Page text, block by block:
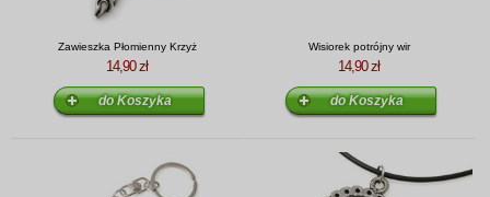
Zawieszka Płomienny Krzyż
14,90 zł
Wisiorek potrójny wir
14,90 zł